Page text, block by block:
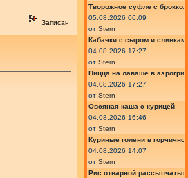
Записан
Творожное суфле с
05.08.2026 06:09
от Stern
Кабачки с сыром и
04.08.2026 17:27
от Stern
Пицца на лаваше в
04.08.2026 17:27
от Stern
Овсяная каша с курицей
04.08.2026 16:46
от Stern
Куриные голени в
04.08.2026 14:07
от Stern
Рис отварной рассыпчатый